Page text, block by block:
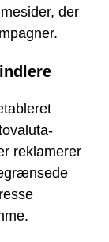
der
reklamerer